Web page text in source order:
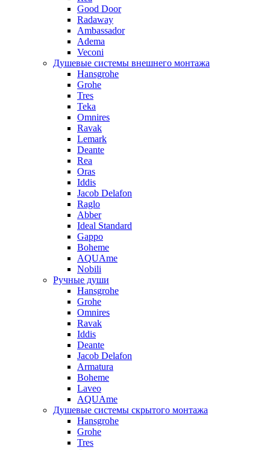
Good Door
Radaway
Ambassador
Adema
Veconi
Душевые системы внешнего монтажа
Hansgrohe
Grohe
Tres
Teka
Omnires
Ravak
Lemark
Deante
Rea
Oras
Iddis
Jacob Delafon
Raglo
Abber
Ideal Standard
Gappo
Boheme
AQUAme
Nobili
Ручные души
Hansgrohe
Grohe
Omnires
Ravak
Iddis
Deante
Jacob Delafon
Armatura
Boheme
Laveo
AQUAme
Душевые системы скрытого монтажа
Hansgrohe
Grohe
Tres